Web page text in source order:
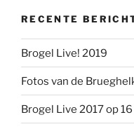
RECENTE
Brogel Live! 2019
Fotos van de
Brogel Live 2017 op